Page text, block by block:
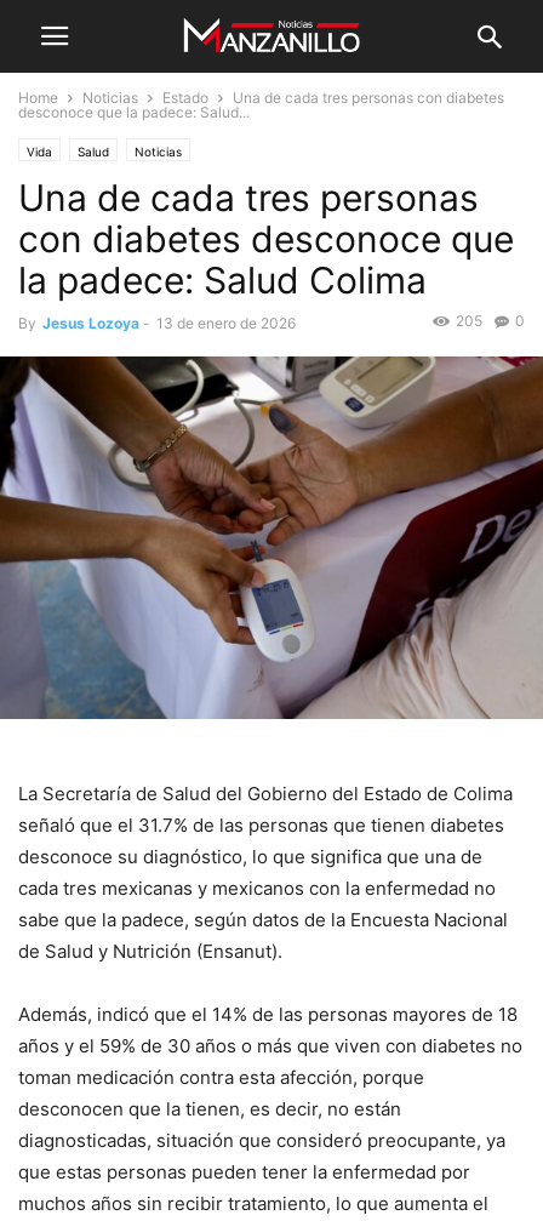
Home Noticias Estado
Una de cada tres personas con diabetes
desconoce que la padece: Salud...
Vida Salud Noticias
Una de cada tres personas
con diabetes desconoce que
la padece: Salud Colima
By Jesus Lozoya - 13 de enero de 2026 0
205
La Secretaría de Salud del Gobierno del Estado de Colima
señaló que el 31.7% de las personas que tienen diabetes
desconoce su diagnóstico, lo que significa que una de
cada tres mexicanas y mexicanos con la enfermedad no
sabe que la padece, según datos de la Encuesta Nacional
de Salud y Nutrición (Ensanut).
Además, indicó que el 14% de las personas mayores de 18
años y el 59% de 30 años o más que viven con diabetes no
toman medicación contra esta afección, porque
desconocen que la tienen, es decir, no están
diagnosticadas, situación que consideró preocupante, ya
que estas personas pueden tener la enfermedad por
muchos años sin recibir tratamiento, lo que aumenta el